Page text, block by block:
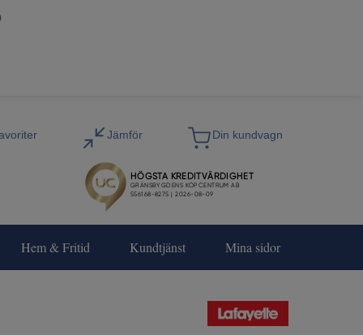
Hem & Fritid Kundtjänst Mina sidor